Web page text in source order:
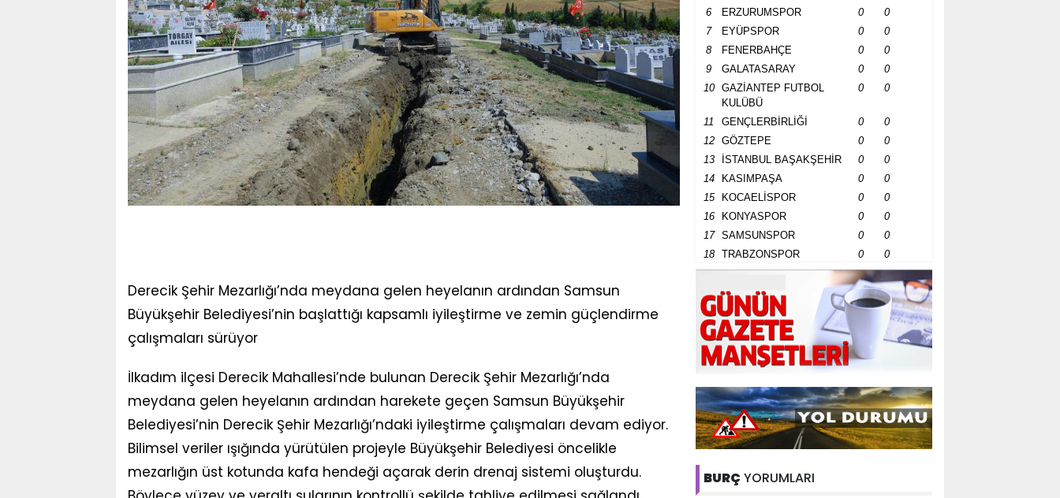
Derecik Şehir Mezarlığı’nda meydana gelen heyelanın ardından Samsun
Büyükşehir Belediyesi’nin başlattığı kapsamlı iyileştirme ve zemin güçlendirme
çalışmaları sürüyor
İlkadım ilçesi Derecik Mahallesi’nde bulunan Derecik Şehir Mezarlığı’nda
meydana gelen heyelanın ardından harekete geçen Samsun Büyükşehir
Belediyesi’nin Derecik Şehir Mezarlığı’ndaki iyileştirme çalışmaları devam ediyor.
Bilimsel veriler ışığında yürütülen projeyle Büyükşehir Belediyesi öncelikle
mezarlığın üst kotunda kafa hendeği açarak derin drenaj sistemi oluşturdu.
6
ERZURUMSPOR 0
0
7
EYÜPSPOR 0
0
8
FENERBAHÇE 0
0
9
GALATASARAY 0
0
10
GAZİANTEP FUTBOL
KULÜBÜ
0 0
11 GENÇLERBİRLİĞİ 0
0
12
GÖZTEPE 0
0
13
İSTANBUL BAŞAKŞEHİR 0
0
14
KASIMPAŞA 0
0
15
KOCAELİSPOR 0
0
16
KONYASPOR 0
0
17
SAMSUNSPOR 0
0
18
TRABZONSPOR 0 0
BURÇ YORUMLARI